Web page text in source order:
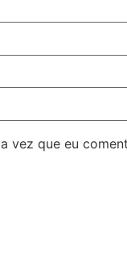
vez que eu